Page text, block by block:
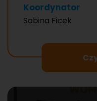
Koordynator
Sabina Ficek